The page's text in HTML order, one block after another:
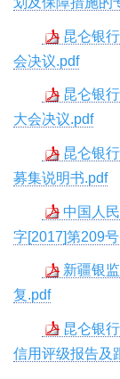
昆仑银
会决议.pdf
昆仑银
大会决议.pdf
昆仑银
募集说明书.pdf
中国人
字[2017]第209
新疆银
复.pdf
昆仑银
信用评级报告及